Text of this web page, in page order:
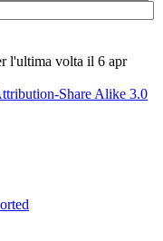
l'ultima volta il 6 apr
Share Alike 3.0